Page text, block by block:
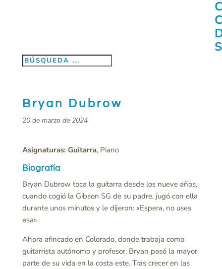
Bryan Dubrow
20 de marzo de 2024
Asignaturas: Guitarra, Piano
Biografía
Bryan Dubrow toca la guitarra desde los nueve años,
cuando cogió la Gibson SG de su padre, jugó con ella
durante unos minutos y le dijeron: «Espera, no uses
esa».
Ahora afincado en Colorado, donde trabaja como
guitarrista autónomo y profesor, Bryan pasó la mayor
parte de su vida en la costa este. Tras crecer en las